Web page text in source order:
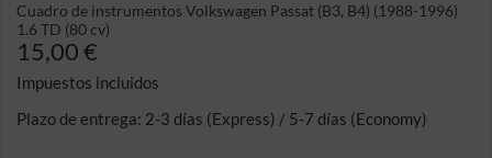
Cuadro de instrumentos Volkswagen Passat (B3, B4) (1988-1996)
1.6 TD (80 cv)
15,00 €
Impuestos incluidos
Plazo de entrega: 2-3 días (Express) / 5-7 días (Economy)